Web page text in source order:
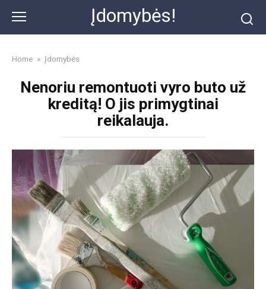
content
Įdomybės!
Home » Įdomybės
Nenoriu remontuoti vyro buto už
kreditą! O jis primygtinai
reikalauja.